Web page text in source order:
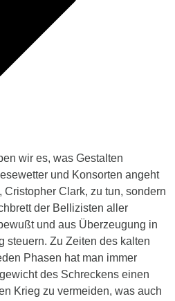
wir es, was Gestalten
und Konsorten angeht
Cristopher Clark, zu tun, sondern
der Bellizisten aller
und aus Überzeugung in
steuern. Zu Zeiten des kalten
Phasen hat man immer
des Schreckens einen
Krieg zu vermeiden, was auch